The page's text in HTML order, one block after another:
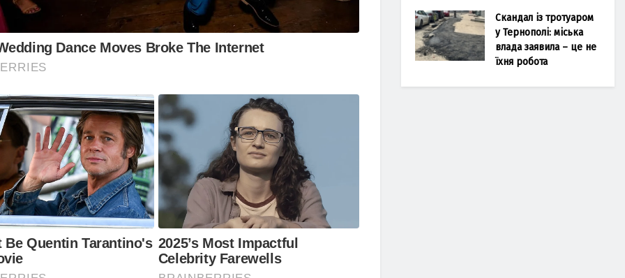
Скандал із тротуаром
у Тернополі: міська
влада заявила – це не
їхня робота